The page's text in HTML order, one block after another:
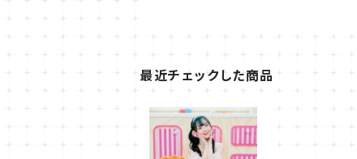
最近チェックした商品